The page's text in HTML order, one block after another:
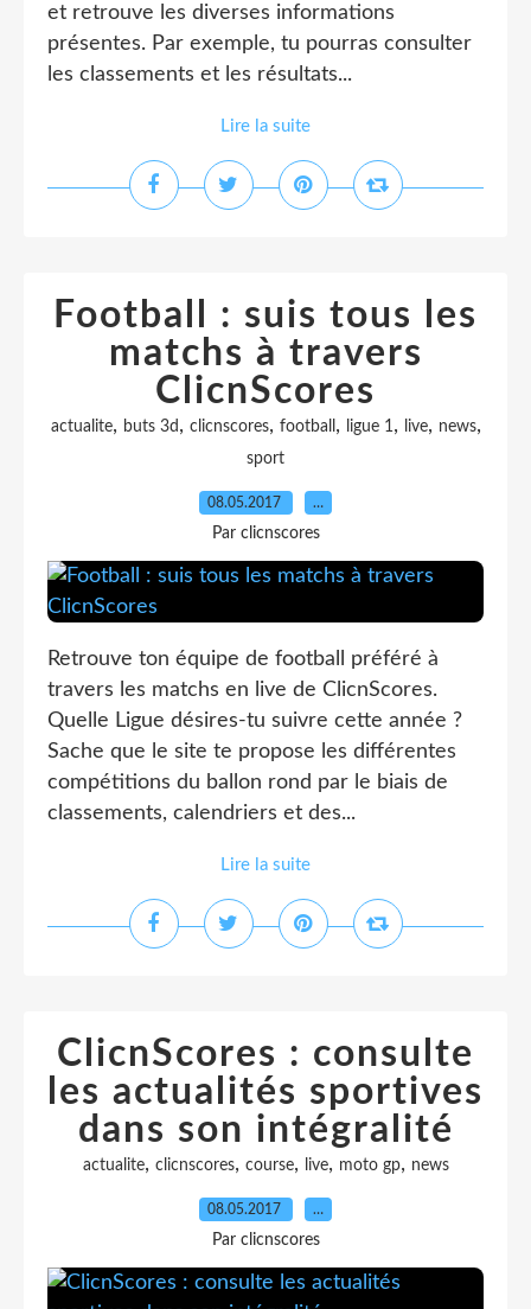
et retrouve les diverses informations
présentes. Par exemple, tu pourras consulter
les classements et les résultats...
Lire la suite
Football : suis tous les
matchs à travers
ClicnScores
actualite, buts 3d , clicnscores, football , ligue 1, live, news,
sport
08.05.2017 …
Par clicnscores
Retrouve ton équipe de football préféré à
travers les matchs en live de ClicnScores.
Quelle Ligue désires-tu suivre cette année ?
Sache que le site te propose les différentes
compétitions du ballon rond par le biais de
classements, calendriers et des...
Lire la suite
ClicnScores : consulte
les actualités sportives
dans son intégralité
actualite, clicnscores, course, live, moto gp, news
08.05.2017 …
Par clicnscores